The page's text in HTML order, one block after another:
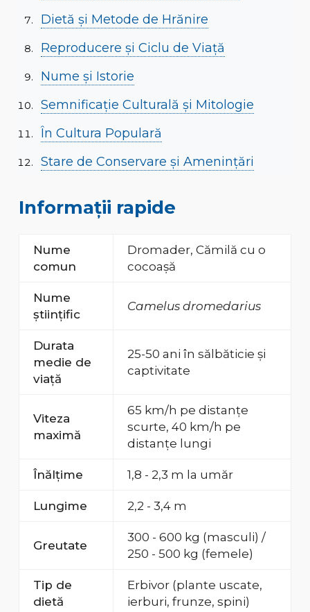
Dietă și Metode de Hrănire
Reproducere și Ciclu de Viață
Nume și Istorie
Semnificație Culturală și Mitologie
În Cultura Populară
Stare de Conservare și Amenințări
Informații rapide
Nume
comun
Dromader, Cămilă cu o
cocoașă
Nume
științific
Camelus dromedarius
Durata
medie de
viață
25-50 ani în sălbăticie și
captivitate
Viteza
maximă
65 km/h pe distanțe
scurte, 40 km/h pe
distanțe lungi
Înălțime 1,8 - 2,3 m la umăr
Lungime 2,2 - 3,4 m
Greutate
300 - 600 kg (masculi) /
250 - 500 kg (femele)
Tip de
dietă
Erbivor (plante uscate,
ierburi, frunze, spini)